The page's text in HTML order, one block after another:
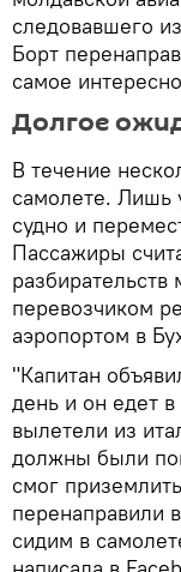
следовавшего
Борт
самое
Долгое
В течение
самолете. Лишь
судно и
Пассажиры
перевозчиком
аэропортом в
"Капитан
день и он едет
вылетели из
должны были
смог
перенаправили
сидим в